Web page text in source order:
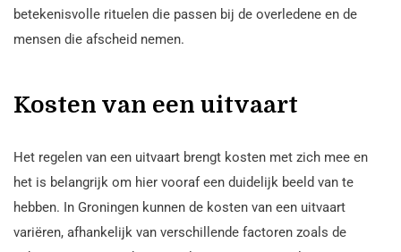
betekenisvolle rituelen die passen bij de overledene en de
mensen die afscheid nemen.
Kosten van een uitvaart
Het regelen van een uitvaart brengt kosten met zich mee en
het is belangrijk om hier vooraf een duidelijk beeld van te
hebben. In Groningen kunnen de kosten van een uitvaart
variëren, afhankelijk van verschillende factoren zoals de